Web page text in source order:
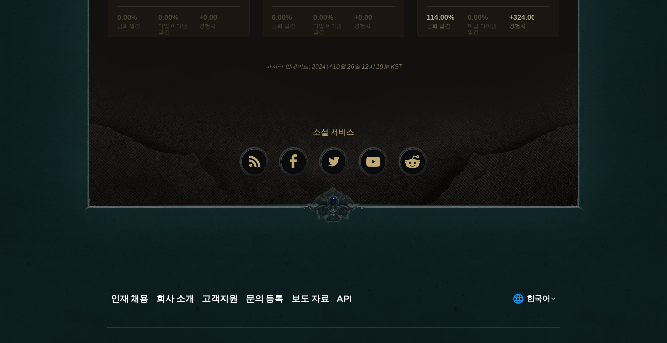
0.00%
금화 발견
0.00%
마법 아이템
발견
+0.00
경험치
0.00%
금화 발견
0.00%
마법 아이템
발견
+0.00
경험치
114.00%
금화 발견
0.00%
마법 아이템
발견
+324.00
경험치
마지막 업데이트: 2024년 10월 26일 12시 19분 KST
소셜 서비스